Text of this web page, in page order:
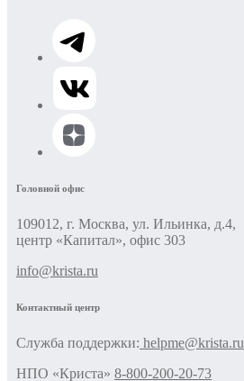
Головной офис
109012, г. Москва, ул. Ильинка, д.4,
центр «Капитал», офис 303
info@krista.ru
Контактный центр
Cлужба поддержки: helpme@krista.ru
НПО «Криста» 8-800-200-20-73